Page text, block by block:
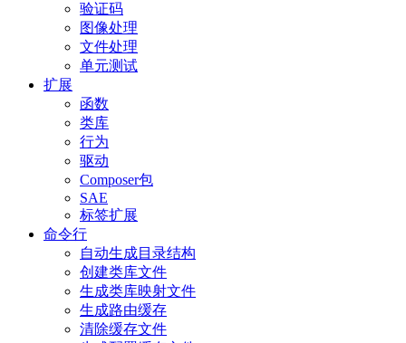
验证码
图像处理
文件处理
单元测试
扩展
函数
类库
行为
驱动
Composer包
SAE
标签扩展
命令行
自动生成目录结构
创建类库文件
生成类库映射文件
生成路由缓存
清除缓存文件